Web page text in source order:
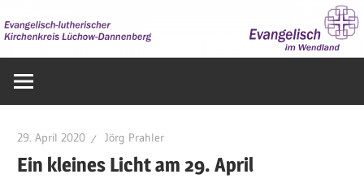
Inhalt
springen
im
29. April 2020 Jörg Prahler
Ein kleines Licht am 29. April